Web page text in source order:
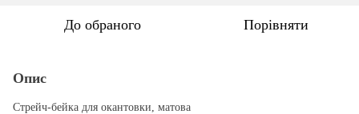
До обраного Порівняти
Опис
Стрейч-бейка для окантовки, матова